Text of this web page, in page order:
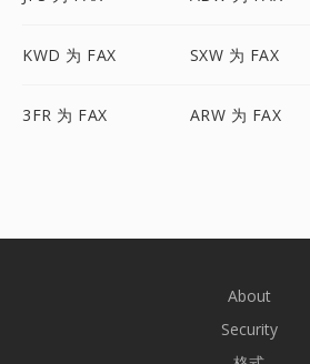
KWD 为 FAX SXW 为 FAX
3FR 为 FAX ARW 为 FAX
About
Security